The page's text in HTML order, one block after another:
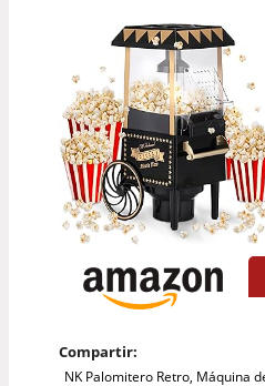
Compartir:
NK Palomitero Retro, Máquina